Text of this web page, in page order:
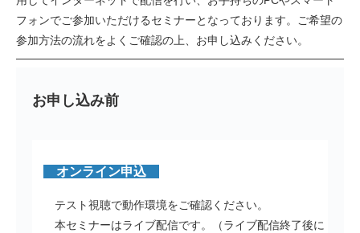
フォンでご参加いただけるセミナーとなっております。ご希望の
参加方法の流れをよくご確認の上、お申し込みください。
お申し込み前
オンライン申込
テスト視聴で動作環境をご確認ください。
本セミナーはライブ配信です。（ライブ配信終了後に